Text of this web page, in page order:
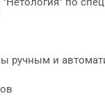
ручным и